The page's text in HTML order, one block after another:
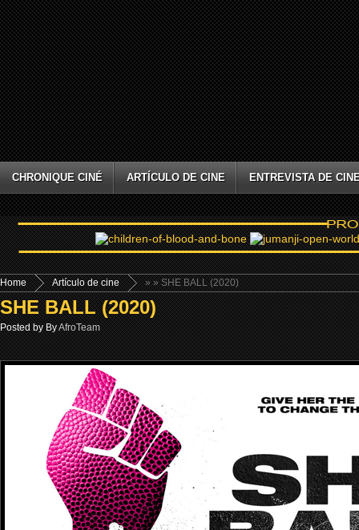
CHRONIQUE CINÉ ARTÍCULO DE CINE ENTREVISTA DE
Home »
Artículo de cine » SHE BALL (2020)
SHE BALL (2020)
Posted by ByAfroTeam